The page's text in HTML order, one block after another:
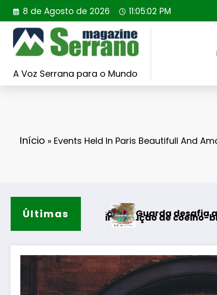
Saltar
para
conteúdo
8 de Agosto de 2026 11:05:03 PM
A Voz Serrana para o Mundo
Início » Events Held In Paris Beautifull And
Últimas
de coelho-bravo em área rewilding
Guarda desafia amantes do BTT na